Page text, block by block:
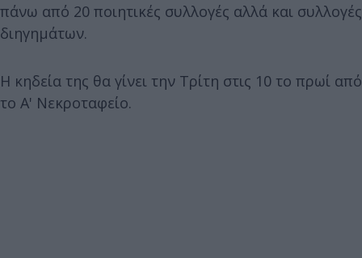
πάνω από 20 ποιητικές συλλογές αλλά και συλλογές
διηγημάτων.
Η κηδεία της θα γίνει την Τρίτη στις 10 το πρωί από
το Α' Νεκροταφείο.